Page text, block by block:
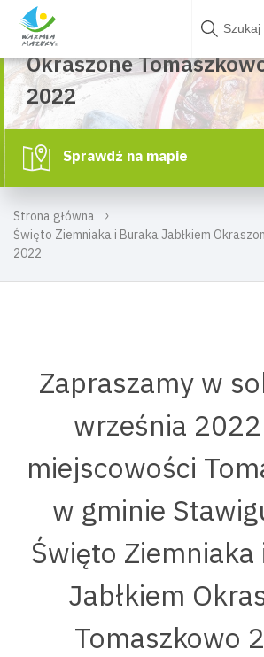
Skip
Strona główna
Święto Ziemniaka i Buraka Jabłkiem
2022
Buraka Jabłkiem
Okraszone
2022
Sprawdź na mapie
Zapraszamy w
września
miejscowości
w gminie
Święto Ziemniaka
Jabłkiem
Tomaszkowo